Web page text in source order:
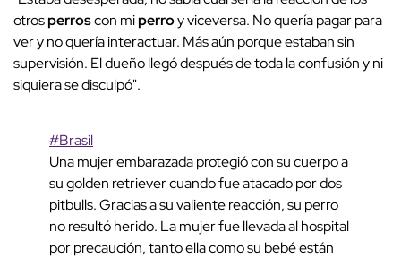
otrosperroscon miperroy viceversa. No quería pagar para
ver y no quería interactuar. Más aún porque estaban sin
supervisión. El dueño llegó después de toda la confusión y ni
siquiera se disculpó".
#Brasil
Una mujer embarazada protegió con su cuerpo a
su golden retriever cuando fue atacado por dos
pitbulls. Gracias a su valiente reacción, su perro
no resultó herido. La mujer fue llevada al hospital
por precaución, tanto ella como su bebé están